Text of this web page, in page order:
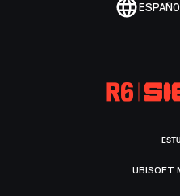
UBISOFT